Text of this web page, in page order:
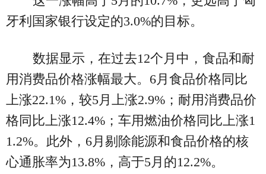
牙利国家银行设定的3.0%的目标。
数据显示，在过去12个月中，食品和耐
用消费品价格涨幅最大。6月食品价格同比
上涨22.1%，较5月上涨2.9%；耐用消费品价
格同比上涨12.4%；车用燃油价格同比上涨1
1.2%。此外，6月剔除能源和食品价格的核
心通胀率为13.8%，高于5月的12.2%。